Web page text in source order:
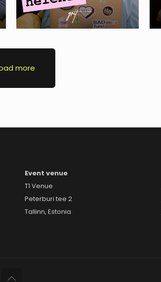
more
Event venue
T1 Venue
Peterburi tee 2
Tallinn, Estonia